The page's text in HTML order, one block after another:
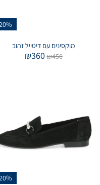
מוקסינים עם דיטייל זהוב
₪450
₪360